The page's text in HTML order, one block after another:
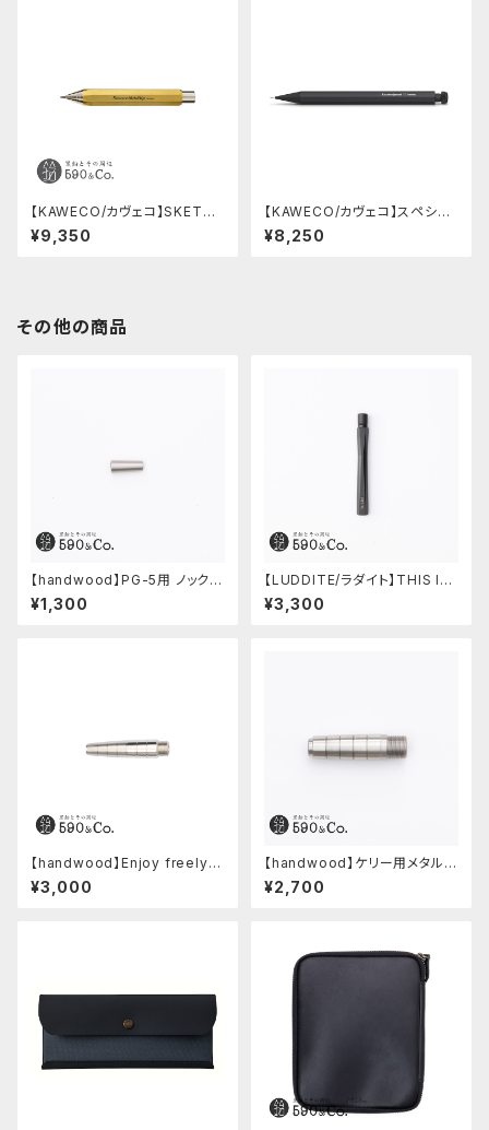
【KAWECO/カヴェコ】SKETCH
UP/クラッチペンシル 2.0mm
(ブラスRAW)
¥9,350
【KAWECO/カヴェコ】スペシャ
ルペンシル(0.3mm)
¥8,250
その他の商品
【handwood】PG-5用 ノック部
カバー (ステンレス)
¥1,300
【LUDDITE/ラダイト】THIS IN
DUSTRIAL 芯ケース2 (Facto
ry Model BK)
¥3,300
【handwood】Enjoy freely
前軸 (ステンレス)
¥3,000
【handwood】ケリー用メタルグ
¥2,700